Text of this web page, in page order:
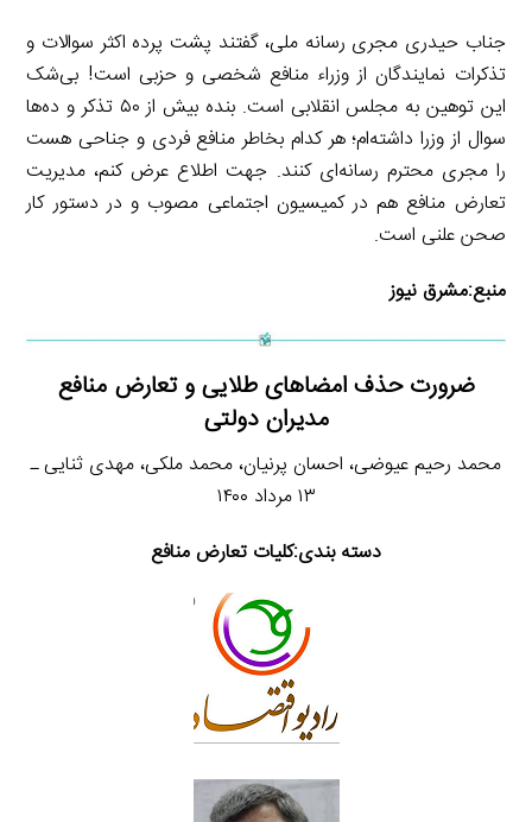
جناب حیدری مجری رسانه ملی، گفتند پشت پرده اکثر سوالات و
تذکرات نمایندگان از وزراء منافع شخصی و حزبی است! بی‌شک
این توهین به مجلس انقلابی است. بنده بیش از ۵۰ تذکر و ده‌ها
سوال از وزرا داشته‌ام؛ هر کدام بخاطر منافع فردی و جناحی هست
را مجری محترم رسانه‌ای کنند. جهت اطلاع عرض کنم، مدیریت
تعارض منافع هم در کمیسیون اجتماعی مصوب و در دستور کار
صحن علنی است.
منبع:مشرق نیوز
ضرورت حذف امضاهای طلایی و تعارض منافع
مدیران دولتی
محمد رحیم عیوضی، احسان پرنیان، محمد ملکی، مهدی ثنایی ـ
۱۳ مرداد ۱۴۰۰
دسته بندی:کلیات تعارض منافع